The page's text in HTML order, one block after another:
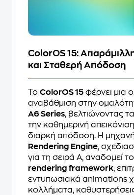
ColorOS 15:
και Σταθερή Απόδοση
Το ColorOS 15 φέρνει μια
αναβάθμιση στην
A6 Series, βελτιώνοντας
την καθημερινή
διαρκή απόδοση. Η μηχανή
Rendering Engine,
για τη σειρά A, αναδομεί το
rendering framework,
εντυπωσιακά animations
κολλήματα,